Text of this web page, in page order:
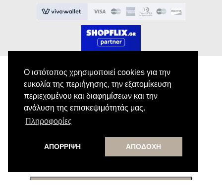
Ο ιστότοπος χρησιμοποιεί cookies για την
ευκολία της περιήγησης, την εξατομίκευση
περιεχομένου και διαφημίσεων και την
ανάλυση της επισκεψιμότητάς μας.
Πληροφορίες
ΑΠΟΡΡΙΨΗ ΑΠΟΔΟΧΗ
Εγγραφή στο Newsletter
Κάνε εγγραφή στο newsletter μας για να